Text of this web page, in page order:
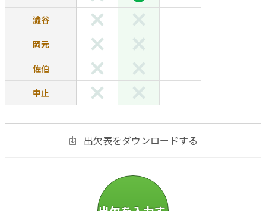
澁谷
岡元
佐伯
中止
出欠表をダウンロードする